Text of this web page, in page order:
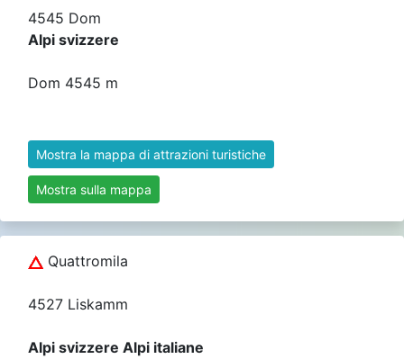
4545 Dom
Alpi svizzere
Dom 4545 m
Mostra la mappa di attrazioni turistiche
Mostra sulla mappa
Quattromila
4527 Liskamm
Alpi svizzere Alpi italiane